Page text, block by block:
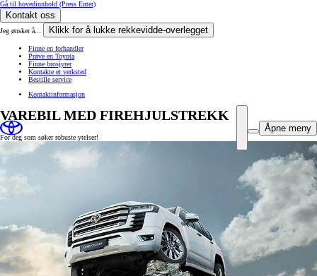
Gå til hovedinnhold (Press Enter)
Kontakt oss
Jeg ønsker å... Klikk for å lukke rekkevidde-overlegget
Finne en forhandler
Prøve en Toyota
Finne brosjyrer
Kontakte et verksted
Bestille service
Kontaktinformasjon
Åpne meny
VAREBIL MED FIREHJULSTREKK
For deg som søker robuste ytelser!